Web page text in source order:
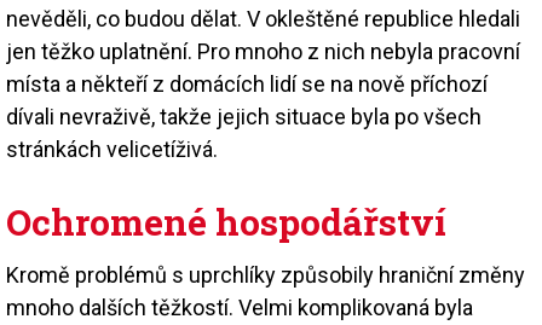
nevěděli, co budou dělat. V okleštěné republice hledali
jen těžko uplatnění. Pro mnoho z nich nebyla pracovní
místa a někteří z domácích lidí se na nově příchozí
dívali nevraživě, takže jejich situace byla po všech
stránkách velicetíživá.
Ochromené hospodářství
Kromě problémů s uprchlíky způsobily hraniční změny
mnoho dalších těžkostí. Velmi komplikovaná byla